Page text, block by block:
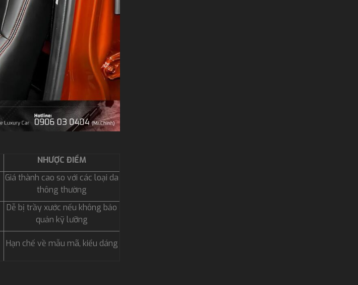
NHƯỢC ĐIỂM
Giá thành cao so với các loại da
thông thường
Dễ bị trầy xước nếu không bảo
quản kỹ lưỡng
Hạn chế về mẫu mã, kiểu dáng